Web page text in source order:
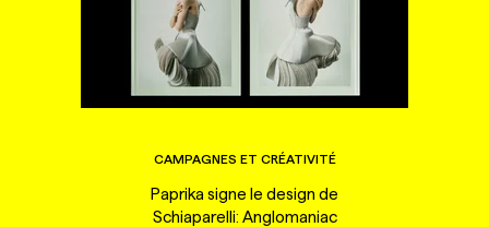
CAMPAGNES ET CRÉATIVITÉ
Paprika signe le design de
Schiaparelli: Anglomaniac